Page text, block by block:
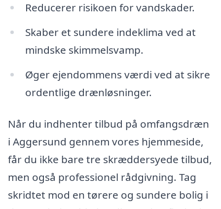
Reducerer risikoen for vandskader.
Skaber et sundere indeklima ved at
mindske skimmelsvamp.
Øger ejendommens værdi ved at sikre
ordentlige drænløsninger.
Når du indhenter tilbud på omfangsdræn
i Aggersund gennem vores hjemmeside,
får du ikke bare tre skræddersyede tilbud,
men også professionel rådgivning. Tag
skridtet mod en tørere og sundere bolig i